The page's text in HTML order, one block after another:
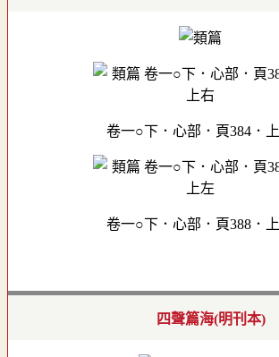
卷一○下．心部．頁384．
卷一○下．心部．頁388．
四聲篇海(明刊本)